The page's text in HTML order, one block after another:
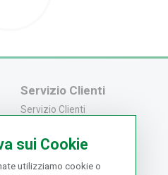
Servizio Clienti
Servizio Clienti
Modalità di Spediz...
Resi e Recessi
sui Cookie
utilizziamo cookie o